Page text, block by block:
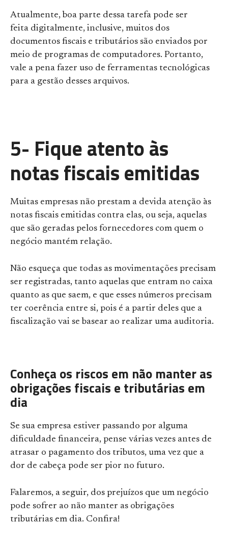
Atualmente, boa parte dessa tarefa pode ser
feita digitalmente, inclusive, muitos dos
documentos fiscais e tributários são enviados por
meio de programas de computadores. Portanto,
vale a pena fazer uso de ferramentas tecnológicas
para a gestão desses arquivos.
5- Fique atento às
notas fiscais emitidas
Muitas empresas não prestam a devida atenção às
notas fiscais emitidas contra elas, ou seja, aquelas
que são geradas pelos fornecedores com quem o
negócio mantém relação.
Não esqueça que todas as movimentações precisam
ser registradas, tanto aquelas que entram no caixa
quanto as que saem, e que esses números precisam
ter coerência entre si, pois é a partir deles que a
fiscalização vai se basear ao realizar uma auditoria.
Conheça os riscos em não manter as
obrigações fiscais e tributárias em
dia
Se sua empresa estiver passando por alguma
dificuldade financeira, pense várias vezes antes de
atrasar o pagamento dos tributos, uma vez que a
dor de cabeça pode ser pior no futuro.
Falaremos, a seguir, dos prejuízos que um negócio
pode sofrer ao não manter as obrigações
tributárias em dia. Confira!